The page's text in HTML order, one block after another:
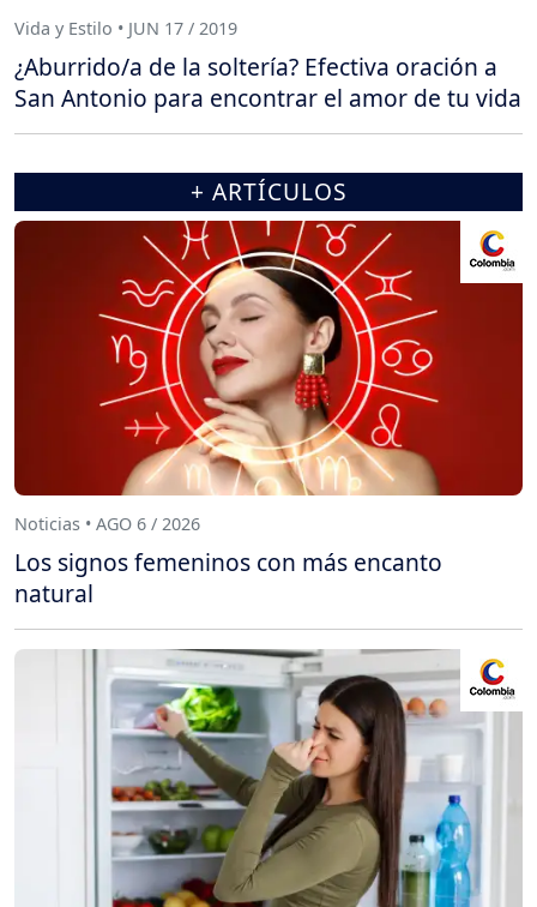
Vida y Estilo • JUN 17 / 2019
¿Aburrido/a de la soltería? Efectiva oración a
San Antonio para encontrar el amor de tu vida
+ ARTÍCULOS
Noticias • AGO 6 / 2026
Los signos femeninos con más encanto
natural